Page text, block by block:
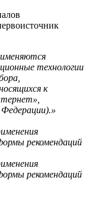
технологии
к
рекомендаций
рекомендаций